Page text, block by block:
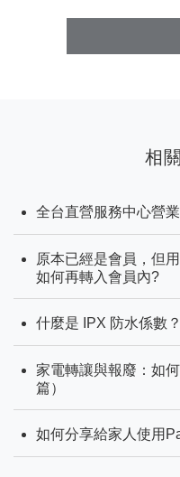
相
全台直營服務中心營
原本已經是會員，但
如何再轉入會員內?
什麼是 IPX 防水係數？
家電轉讓與報廢：如
篇）
如何分享給家人使用